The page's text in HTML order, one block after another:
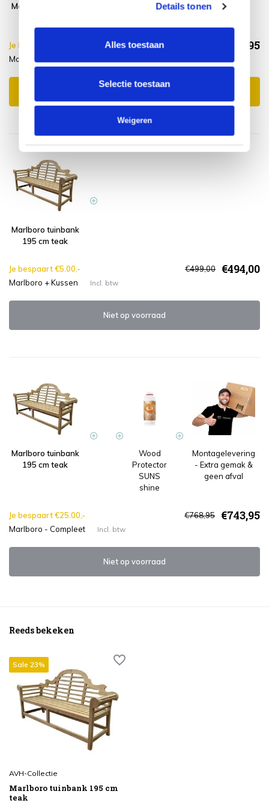
Details tonen
Alles toestaan
Selectie toestaan
Weigeren
Marlboro tuinbank
Wood Protector
Je bespaart €5.00,- €538,95
Marlboro + Wood protector
Marlboro tuinbank
195 cm teak
Je bespaart €5.00,- €499,00 €494,00
Marlboro + Kussen Incl. btw
Niet op voorraad
Marlboro tuinbank
195 cm teak
Wood
Protector
SUNS
shine
Montagelevering
- Extra gemak &
geen afval
Je bespaart €25.00,- €768,95 €743,95
Marlboro - Compleet Incl. btw
Niet op voorraad
Reeds bekeken
Sale 23%
AVH-Collectie
Marlboro tuinbank 195 cm
teak